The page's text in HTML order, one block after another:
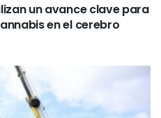
un avance clave para
en el cerebro